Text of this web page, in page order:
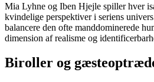
Mia Lyhne og Iben Hjejle spiller hver
kvindelige perspektiver i seriens
balancere den ofte manddominerede
dimension af realisme og
Biroller og